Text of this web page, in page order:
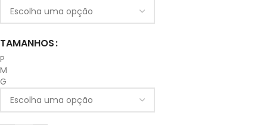
TAMANHOS
P
M
G